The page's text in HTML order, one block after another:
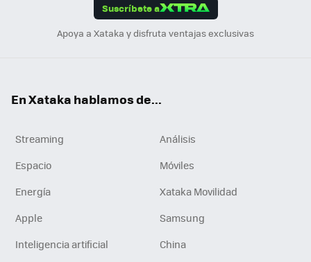
Suscríbete a
Apoya a Xataka y disfruta ventajas exclusivas
En Xataka hablamos de...
Streaming
Análisis
Espacio
Móviles
Energía
Xataka Movilidad
Apple
Samsung
Inteligencia artificial
China